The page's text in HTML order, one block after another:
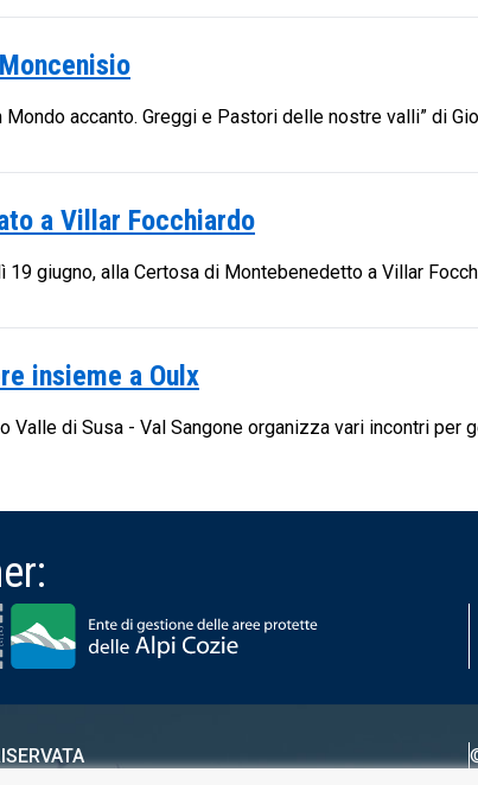
Mondo accanto. Greggi e Pastori delle nostre valli” di
a Villar Focchiardo
19 giugno, alla Certosa di Montebenedetto a Villar
insieme a Oulx
Valle di Susa - Val Sangone organizza vari incontri per